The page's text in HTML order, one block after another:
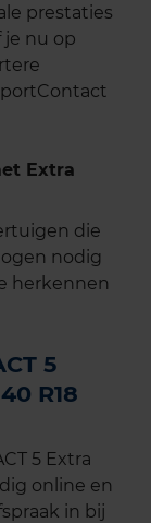
prestaties
je nu op
Extra
die
nodig
herkennen
5
R18
5 Extra
online en
in bij